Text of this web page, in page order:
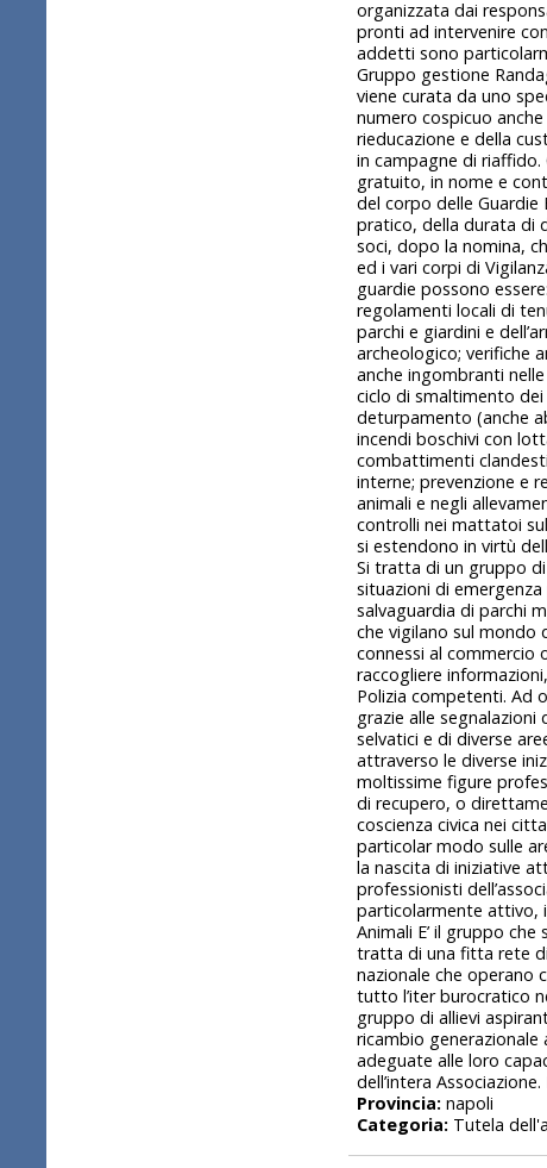
organizzata dai
pronti ad intervenire
addetti sono
Gruppo gestione
viene curata da uno
numero cospicuo
rieducazione e della
in campagne di riaffido.
gratuito, in nome e
del corpo delle
pratico, della durata di
soci, dopo la nomina,
ed i vari corpi di
guardie possono
regolamenti locali di
parchi e giardini e
archeologico; verifiche
anche ingombranti
ciclo di smaltimento
deturpamento (anche
incendi boschivi con
combattimenti
interne; prevenzione e
animali e negli
controlli nei mattatoi
si estendono in virtù
Si tratta di un gruppo
situazioni di
salvaguardia di parchi
che vigilano sul mondo
connessi al commercio
raccogliere
Polizia competenti. Ad
grazie alle
selvatici e di diverse
attraverso le diverse
moltissime figure
di recupero, o
coscienza civica nei
particolar modo sulle
la nascita di iniziative
professionisti
particolarmente attivo,
Animali E’ il gruppo
tratta di una fitta rete
nazionale che operano
tutto l’iter burocratico
gruppo di allievi
ricambio generazionale
adeguate alle loro
dell’intera
Provincia: napoli
Categoria: Tutela